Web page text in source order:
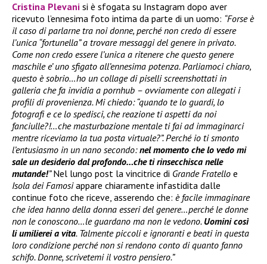
Cristina Plevani si è sfogata su Instagram dopo aver
ricevuto l’ennesima foto intima da parte di un uomo: “Forse è
il caso di parlarne tra noi donne, perché non credo di essere
l’unica “fortunella” a trovare messaggi del genere in privato.
Come non credo essere l’unica a ritenere che questo genere
maschile e’ uno sfigato all’ennesima potenza. Parliamoci chiaro,
questo è sobrio…ho un collage di piselli screenshottati in
galleria che fa invidia a pornhub – ovviamente con allegati i
profili di provenienza. Mi chiedo: “quando te lo guardi, lo
fotografi e ce lo spedisci, che reazione ti aspetti da noi
fanciulle?!…che masturbazione mentale ti fai ad immaginarci
mentre riceviamo la tua posta virtuale?”. Perché io ti smonto
l’entusiasmo in un nano secondo:nel momento che lo vedo mi
sale un desiderio dal profondo…che ti rinsecchisca nelle
mutande!”Nel lungo post la vincitrice di Grande Fratello e
Isola dei Famosiappare chiaramente infastidita dalle
continue foto che riceve, asserendo che: è facile immaginare
che idea hanno della donna esseri del genere…perché le donne
non le conoscono…le guardano ma non le vedono. Uomini così
li umilierei a vita. Talmente piccoli e ignoranti e beati in questa
loro condizione perché non si rendono conto di quanto fanno
schifo. Donne, scrivetemi il vostro pensiero.”